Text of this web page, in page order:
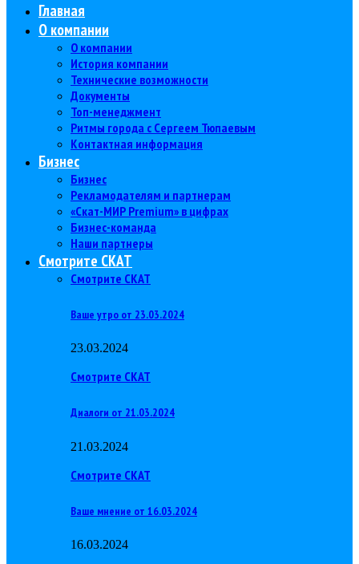
Главная
О компании
О компании
История компании
Технические возможности
Документы
Топ-менеджмент
Ритмы города с Сергеем Тюпаевым
Контактная информация
Бизнес
Бизнес
Рекламодателям и партнерам
«Скат-МИР Premium» в цифрах
Бизнес-команда
Наши партнеры
Смотрите СКАТ
Смотрите СКАТ
Ваше утро от 23.03.2024
23.03.2024
Смотрите СКАТ
Диалоги от 21.03.2024
21.03.2024
Смотрите СКАТ
Ваше мнение от 16.03.2024
16.03.2024